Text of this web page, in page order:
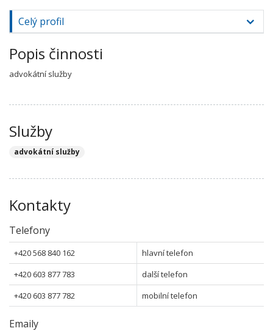
Celý profil
Popis činnosti
advokátní služby
Služby
advokátní služby
Kontakty
Telefony
+420 568 840 162
hlavní telefon
+420 603 877 783
další telefon
+420 603 877 782
mobilní telefon
Emaily